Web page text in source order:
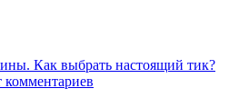
Как выбрать настоящий тик?
комментариев